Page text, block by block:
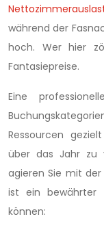
während der
hoch. Wer hier
Fantasiepreise.
Eine
Ressourcen
über das Jahr zu
agieren Sie mit
ist ein bewährter
können: